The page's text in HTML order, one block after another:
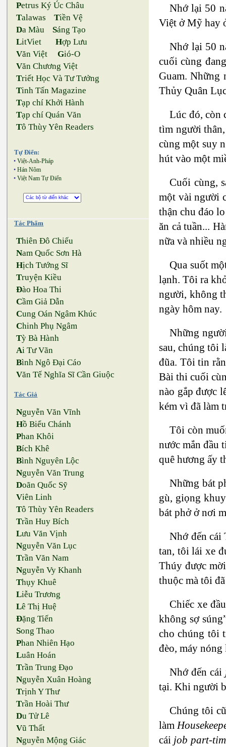
Petrus Ký Úc Châu
Talawas Tiền Vệ
Da Màu Sáng Tạo
LitViet Hợp Lưu
Văn Việt Gió-O
Văn Chương Việt
Triết Học Và Tư Tưởng
Tinh Tấn Magazine
Tạp chí Khởi Hành
Tạp chí Quán Văn
Tô Thùy Yên Readers
Tự Điển:
• Việt-Anh-Pháp
• Hán Nôm
• Việt Nam Tự Điển
Tác Phẩm
Thiên Đô Chiếu
Nam Quốc Sơn Hà
Hịch Tướng Sĩ
Truyện Kiều
Đào Hoa Thi
Cầm Giả Dẫn
Cung Oán Ngâm Khúc
Chinh Phụ Ngâm
Tỳ Bà Hành
Ai Tư Vãn
Bình Ngô Đại Cáo
Văn Tế Nghĩa Sĩ Cần Giuộc
Tác Giả
Nguyễn Văn Vĩnh
Hồ Biểu Chánh
Phan Khôi
Bích Khê
Bình Nguyên Lộc
Nguyễn Văn Trung
Doãn Quốc Sỹ
Viên Linh
Tô Thùy Yên Readers
Trần Huy Bích
Lưu Văn Vịnh
Nguyễn Văn Lục
Trần Văn Nam
Nguyễn Vy Khanh
Thụy Khuê
Liễu Trương
Lê Thị Huệ
Đặng Tiến
Song Thao
Phan Nhiên Hạo
Luân Hoán
Trần Trung Đạo
Nguyễn Xuân Hoàng
Trịnh Y Thư
Trần Hoài Thư
Du Tử Lê
Vũ Thất
Nguyễn Mộng Giác
Nhớ lại 50
Việt ở Mỹ hay
Nhớ lại 50
cuối cùng
Guam. Những
Thủy Quân
Lúc đó, còn
tìm người
cùng một suy
hút vào một
Cuối cùng,
một vài người
thận chu đáo
ăn cả tuần...
nữa và nhiều
Qua suốt
lạnh. Tôi ra
người, không
ngày hôm nay.
Những
sau, chúng tôi
đũa. Tôi tin
Bài thi cuối
nào gắp được
kém vì đã làm
Tôi còn
nước mắn đầu
quê hương ấy
Những bát
gù, giọng
bát phở ở nơi
Nhớ đến cái
tan, tôi lái xe
Thúy được
thuộc mà tôi
Chiếc xe
không sợ
cho chúng tôi
đèo, máy
Nhớ đến cái
tại. Khi người
Chúng tôi
làm
cái job part-